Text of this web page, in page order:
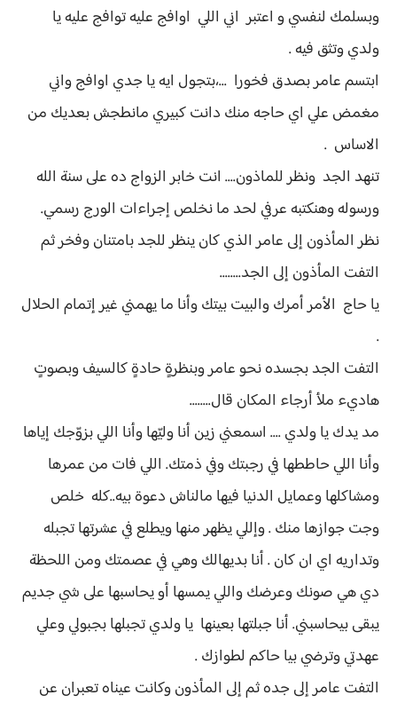
وبسلمك لنفسي و اعتبر اني اللي اوافج عليه توافج عليه يا
ولدي وتثق فيه .
ابتسم عامر بصدق فخورا ...،بتجول ايه يا جدي اوافج واني
مغمض علي اي حاجه منك دانت كبيري مانطجش بعديك من
الاساس .
تنهد الجد ونظر للماذون.... انت خابر الزواج ده على سنة الله
ورسوله وهنكتبه عرفي لحد ما نخلص إجراءات الورج رسمي.
نظر المأذون إلى عامر الذي كان ينظر للجد بامتنان وفخر ثم
التفت المأذون إلى الجد........
يا حاج الأمر أمرك والبيت بيتك وأنا ما يهمني غير إتمام الحلال
.
التفت الجد بجسده نحو عامر وبنظرةٍ حادةٍ كالسيف وبصوتٍ
هاديء ملأ أرجاء المكان قال........
مد يدك يا ولدي .... اسمعني زين أنا وليّها وأنا اللي بزوّجك إياها
وأنا اللي حاططها في رجبتك وفي ذمتك. اللي فات من عمرها
ومشاكلها وعمايل الدنيا فيها مالناش دعوة بيه..كله خلص
وجت جوازها منك . وإللي يظهر منها ويطلع في عشرتها تجبله
وتداريه اي ان كان . أنا بديهالك وهي في عصمتك ومن اللحظة
دي هي صونك وعرضك واللي يمسها أو يحاسبها على شي جديم
يبقى بيحاسبني. أنا جبلتها بعينها يا ولدي تجبلها بجبولي وعلي
عهدتي وترضي بيا حاكم لطوازك .
التفت عامر إلى جده ثم إلى المأذون وكانت عيناه تعبران عن